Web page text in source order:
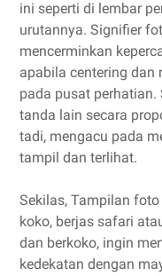
ini seperti di lembar
urutannya. Signifier
mencerminkan
apabila centering dan
pada pusat perhatian.
tanda lain secara
tadi, mengacu pada
tampil dan terlihat.
Sekilas, Tampilan
koko, berjas safari
dan berkoko, ingin
kedekatan dengan